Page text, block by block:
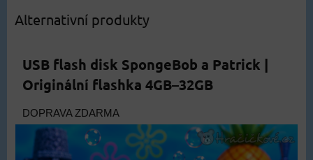
Alternativní produkty
USB flash disk SpongeBob a Patrick |
Originální flashka 4GB–32GB
DOPRAVA ZDARMA